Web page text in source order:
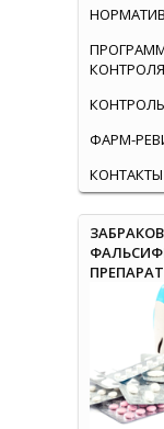
КОНТРОЛЯ
ФАРМ-
КОНТАКТЫ